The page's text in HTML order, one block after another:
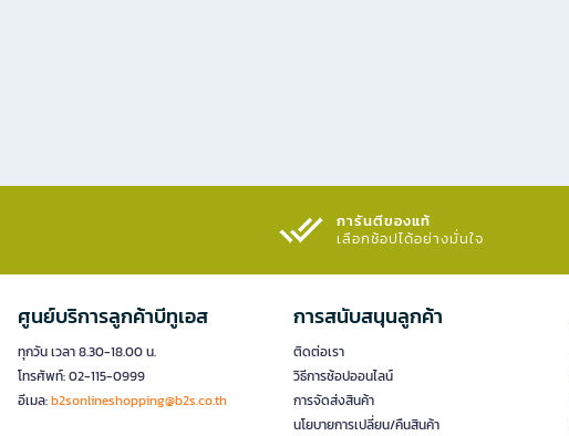
การันตีของแท้
เลือกช้อปได้อย่างมั่นใจ​
ศูนย์บริการลูกค้าบีทูเอส
ทุกวัน เวลา 8.30-18.00 น.
โทรศัพท์: 02-115-0999
อีเมล:b2sonlineshopping@b2s.co.th
การสนับสนุนลูกค้า
ติดต่อเรา
วิธีการช้อปออนไลน์
การจัดส่งสินค้า
นโยบายการเปลี่ยน/คืนสินค้า